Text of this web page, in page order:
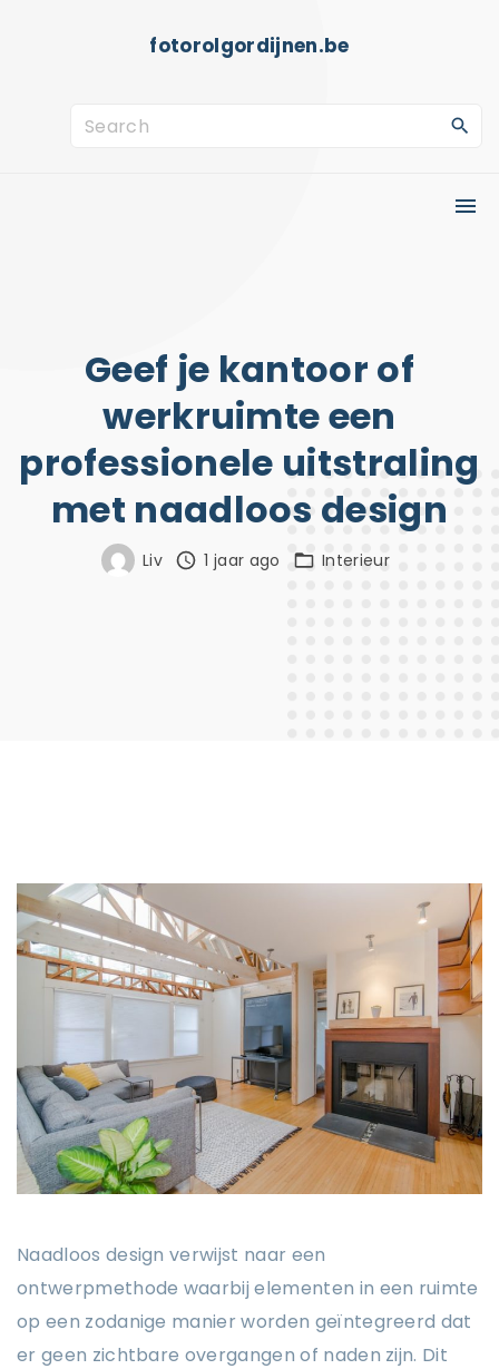
fotorolgordijnen.be
Geef je kantoor of
werkruimte een
professionele uitstraling
met naadloos design
Liv 1 jaar ago Interieur
Naadloos design verwijst naar een
ontwerpmethode waarbij elementen in een ruimte
op een zodanige manier worden geïntegreerd dat
er geen zichtbare overgangen of naden zijn. Dit